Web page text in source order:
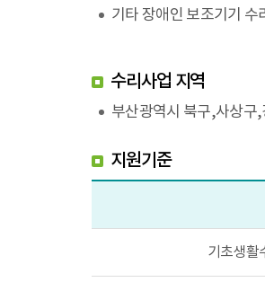
기타 장애인 보조기기 수
수리사업 지역
부산광역시 북구,사상구
지원기준
기초생활